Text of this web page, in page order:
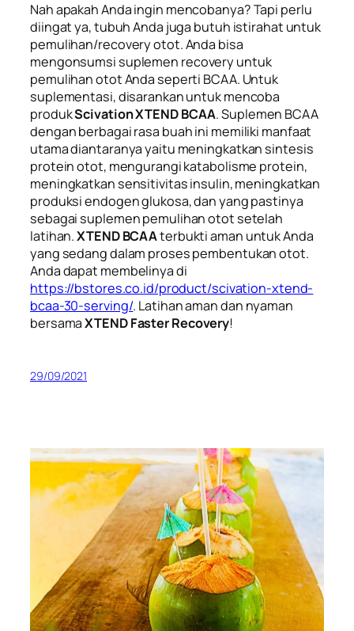
Nah apakah Anda ingin mencobanya? Tapi perlu
diingat ya, tubuh Anda juga butuh istirahat untuk
pemulihan/recoveryotot. Anda bisa
mengonsumsi suplemen recoveryuntuk
pemulihan otot Anda seperti BCAA. Untuk
suplementasi, disarankan untuk mencoba
produkScivation XTEND BCAA. Suplemen BCAA
dengan berbagai rasa buah ini memiliki manfaat
utama diantaranya yaitu meningkatkan sintesis
protein otot, mengurangi katabolisme protein,
meningkatkan sensitivitas insulin, meningkatkan
produksi endogen glukosa, dan yang pastinya
sebagai suplemen pemulihan otot setelah
latihan.XTEND BCAAterbukti aman untuk Anda
yang sedang dalam proses pembentukan otot.
Anda dapat membelinya di
https://bstores.co.id/product/scivation-xtend-
bcaa-30-serving/. Latihan aman dan nyaman
bersamaXTEND Faster Recovery!
29/09/2021